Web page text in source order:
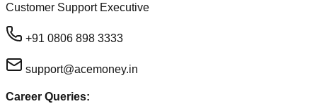
Customer Support Executive
+91 0806 898 3333
support@acemoney.in
Career Queries: